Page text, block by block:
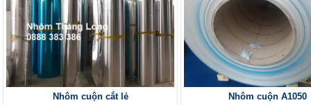
Nhôm cuộn cắt lẻ
Nhôm cuộn A1050